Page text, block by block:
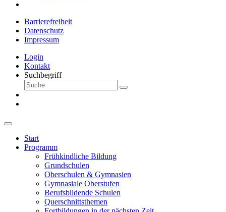
Barrierefreiheit
Datenschutz
Impressum
Login
Kontakt
Suchbegriff
Start
Programm
Frühkindliche Bildung
Grundschulen
Oberschulen & Gymnasien
Gymnasiale Oberstufen
Berufsbildende Schulen
Querschnittsthemen